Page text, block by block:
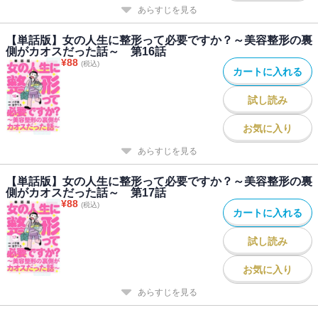
あらすじを見る
【単話版】女の人生に整形って必要ですか？～美容整形の裏
側がカオスだった話～ 第16話
¥88 (税込)
カートに入れる
試し読み
お気に入り
あらすじを見る
【単話版】女の人生に整形って必要ですか？～美容整形の裏
側がカオスだった話～ 第17話
¥88 (税込)
カートに入れる
試し読み
お気に入り
あらすじを見る